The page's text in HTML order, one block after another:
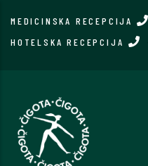
MEDICINSKA RECEPCIJA
HOTELSKA RECEPCIJA